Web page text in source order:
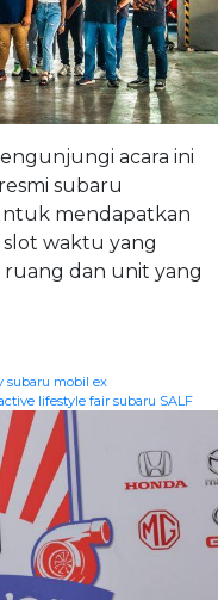
acara ini
subaru
mendapatkan
waktu yang
dan unit yang
subaru mobil ex
lifestyle fair subaru SALF